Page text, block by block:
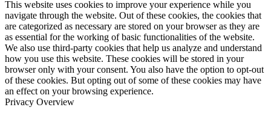
This website uses cookies to improve your experience while you
navigate through the website. Out of these cookies, the cookies that
are categorized as necessary are stored on your browser as they are
as essential for the working of basic functionalities of the website.
We also use third-party cookies that help us analyze and understand
how you use this website. These cookies will be stored in your
browser only with your consent. You also have the option to opt-out
of these cookies. But opting out of some of these cookies may have
an effect on your browsing experience.
Privacy Overview